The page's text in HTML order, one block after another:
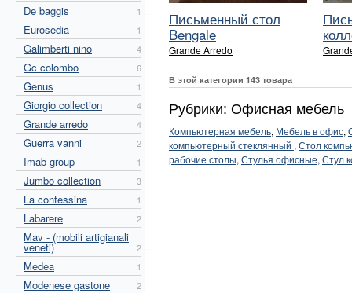
De baggis 1
Eurosedia 1
Galimberti nino 4
Gc colombo 6
Genus 1
Giorgio collection 4
Grande arredo 4
Guerra vanni 2
Imab group 1
Jumbo collection 3
La contessina 1
Labarere 2
Mav - (mobili artigianali
veneti) 2
Medea 1
Modenese gastone 2
Письменный стол
Bengale
Grande Arredo
В этой категории 143 товара
Рубрики: Офисная мебель
Компьютерная мебель, Мебель в офис,
компьютерный стеклянный , Стол
рабочие столы, Стулья офисные, Стул